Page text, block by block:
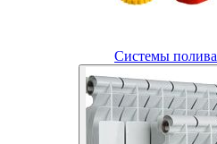
Системы полива